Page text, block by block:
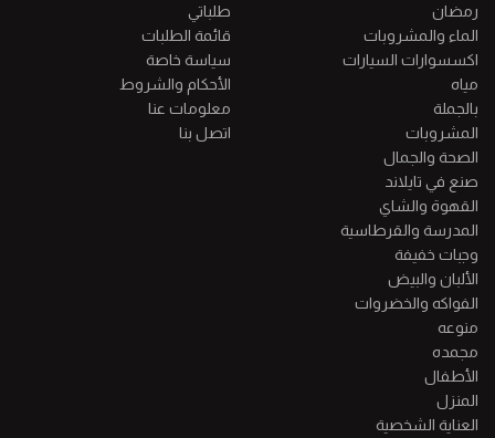
طلباتي
قائمة الطلبات
سياسة خاصة
الأحكام والشروط
معلومات عنا
اتصل بنا
رمضان
الماء والمشروبات
اكسسوارات السيارات
مياه
بالجملة
المشروبات
الصحة والجمال
صنع في تايلاند
القهوة والشاي
المدرسة والقرطاسية
وجبات خفيفة
الألبان والبيض
الفواكه والخضروات
منوعه
مجمده
الأطفال
المنزل
العناية الشخصية